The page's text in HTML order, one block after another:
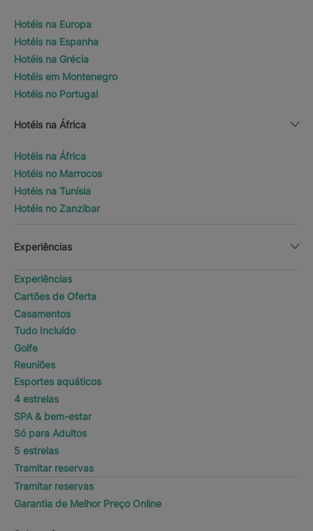
Hotéis na Europa
Hotéis na Espanha
Hotéis na Grécia
Hotéis em Montenegro
Hotéis no Portugal
Hotéis na África
Hotéis na África
Hotéis no Marrocos
Hotéis na Tunísia
Hotéis no Zanzibar
Experiências
Experiências
Cartões de Oferta
Casamentos
Tudo Incluído
Golfe
Reuniões
Esportes aquáticos
4 estrelas
SPA & bem-estar
Só para Adultos
5 estrelas
Tramitar reservas
Tramitar reservas
Garantia de Melhor Preço Online